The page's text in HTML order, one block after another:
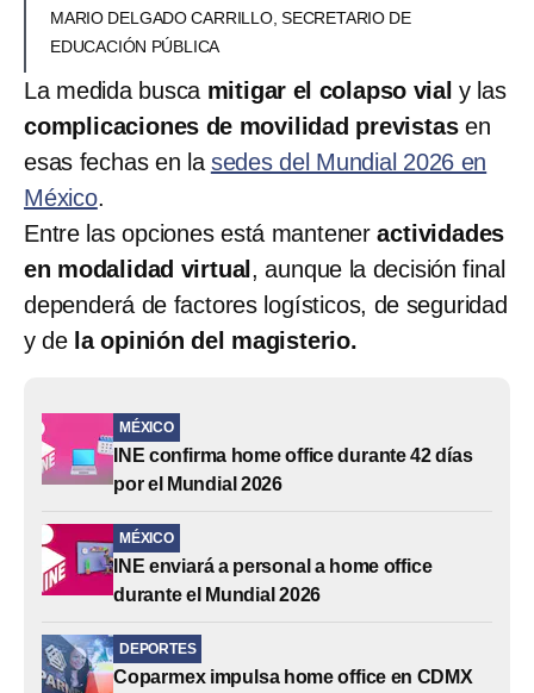
MARIO DELGADO CARRILLO, SECRETARIO DE
EDUCACIÓN PÚBLICA
La medida busca mitigar el colapso vialy las
complicaciones de movilidad previstasen
esas fechas en la sedes del Mundial 2026 en
México.
Entre las opciones está manteneractividades
en modalidad virtual , aunque la decisión final
dependerá de factores logísticos, de seguridad
y de la opinión del magisterio.
MÉXICO
INE confirma home office durante 42 días
por el Mundial 2026
MÉXICO
INE enviará a personal a home office
durante el Mundial 2026
DEPORTES
Coparmex impulsa home office en CDMX